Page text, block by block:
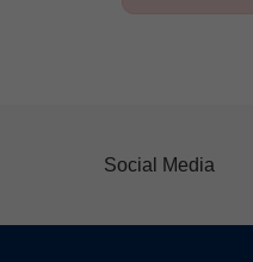
Social Media